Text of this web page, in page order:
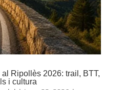
al Ripollès 2026: trail, BTT,
i cultura